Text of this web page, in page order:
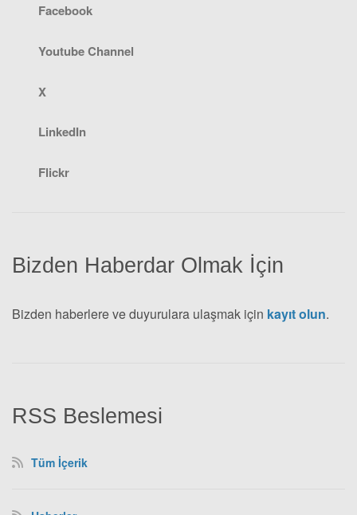
RSS Beslemesi
Tüm İçerik
Bizden Haberdar Olmak İçin
Bizden haberlere ve duyurulara ulaşmak için kayıt olun.
Facebook
Youtube Channel
X
LinkedIn
Flickr